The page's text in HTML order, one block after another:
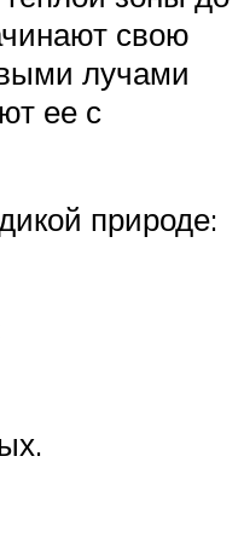
свою
лучами
ее с
природе: